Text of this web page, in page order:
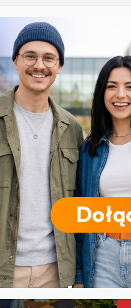
na studia
wyniki URK w
Jana
Jak
DRZWI OTWARTE